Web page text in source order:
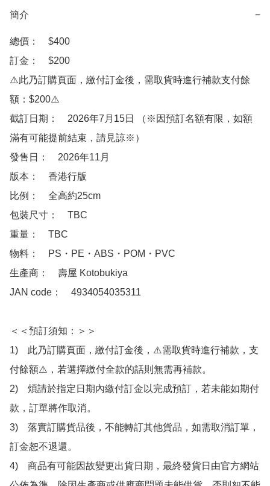
簡介 −
總價：　$400
訂金：　$200
⚠️此乃訂購頁面，繳付訂金後，需取貨時進行補款支付餘
額：$200⚠️
截訂日期：　2026年7月15日 （※因預訂名額有限，如額
滿有可能提前結束，請見諒※）
發售日：　2026年11月
版本：　香港行版
比例：　全高約25cm
包裝尺寸：　TBC
重量：　TBC
物料：　PS・PE・ABS・POM・PVC
生產商：　壽屋 Kotobukiya
JAN code：　4934054035311
＜＜預訂須知：＞＞
1)　此乃訂購頁面，繳付訂金後，⚠️需取貨時進行補款，支
付餘額⚠️，若選擇繳付全款的話則無需再補款。
2)　煩請於指定日期內繳付訂金以完成預訂，若未能如期付
款，訂單將作取消。
3)　落實訂購貨品後，不能轉訂其他貨品，如需取消訂單，
訂金恕不退還。
4)　商品有可能因故變更出貨日期，最終發貨日由官方網站